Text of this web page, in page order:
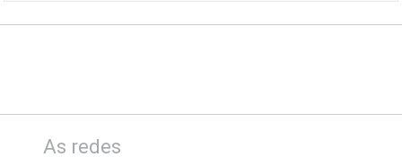
As redes